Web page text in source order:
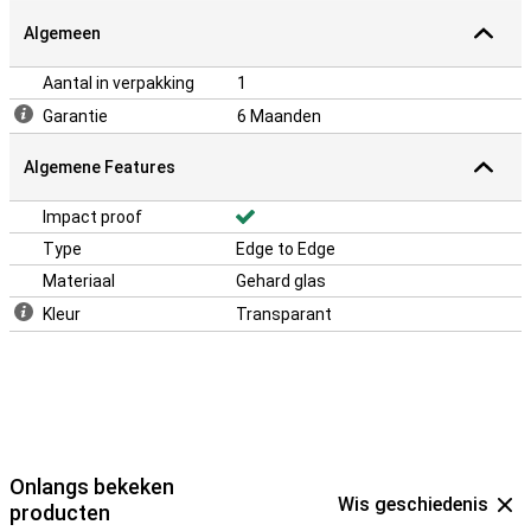
Algemeen
Aantal in verpakking
1
Garantie
6 Maanden
Algemene Features
Impact proof
Type
Edge to Edge
Materiaal
Gehard glas
Kleur
Transparant
Onlangs bekeken
producten
Wis geschiedenis